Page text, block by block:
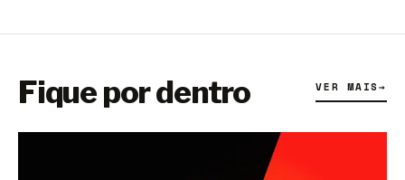
Fique por dentro VER MAIS→